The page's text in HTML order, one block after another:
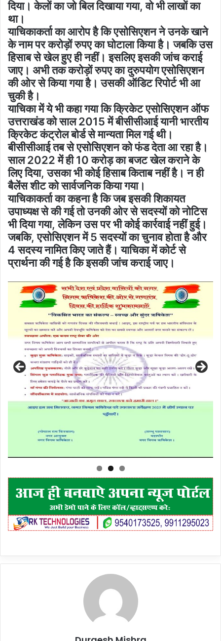
दिया। केलों का जो बिल दिखाया गया, वो भी लाखों का
था।
याचिकाकर्ता का आरोप है कि एसोसिएशन ने उनके खाने
के नाम पर करोड़ों रुपए का घोटाला किया है। जबकि उस
हिसाब से खेल हुए ही नहीं। इसलिए इसकी जांच कराई
जाए। अभी तक करोड़ों रुपए का दुरुपयोग एसोसिएशन
की ओर से किया गया है। उसकी ऑडिट रिपोर्ट भी आ
चुकी है।
याचिका में ये भी कहा गया कि क्रिकेट एसोसिएशन ऑफ
उत्तराखंड को साल 2015 में बीसीसीआई यानी भारतीय
क्रिकेट कंट्रोल बोर्ड से मान्यता मिल गई थी।
बीसीसीआई तब से एसोसिएशन को फंड देता आ रहा है।
साल 2022 में ही 10 करोड़ का बजट खेल कराने के
लिए दिया, उसका भी कोई हिसाब किताब नहीं है। न ही
बैलेंस शीट को सार्वजनिक किया गया।
याचिकाकर्ता का कहना है कि जब इसकी शिकायत
उपाध्यक्ष से की गई तो उनकी ओर से सदस्यों को नोटिस
भी दिया गया, लेकिन उस पर भी कोई कार्रवाई नहीं हुई।
जबकि, एसोसिएशन में 5 सदस्यों का चुनाव होता है और
4 सदस्य नामित किए जाते हैं। याचिका में कोर्ट से
प्रार्थना की गई है कि इसकी जांच कराई जाए।